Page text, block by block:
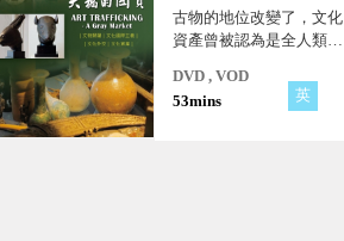
古物的地位改變了，文化
資產曾被認為是全人類的
團體的抵押品，或是金融
市場的投機商品，且被許
DVD , VOD
53mins
英